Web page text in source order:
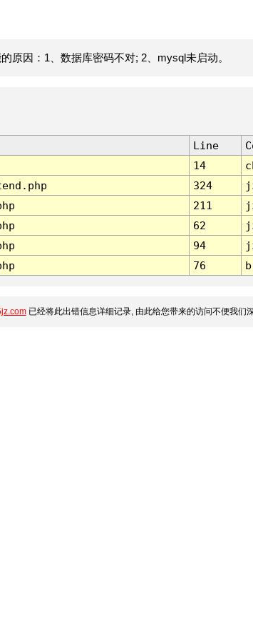
原因：1、数据库密码不对; 2、mysql未启动。
Line
14
324
211
62
94
76
已经将此出错信息详细记录, 由此给您带来的访问不便我们